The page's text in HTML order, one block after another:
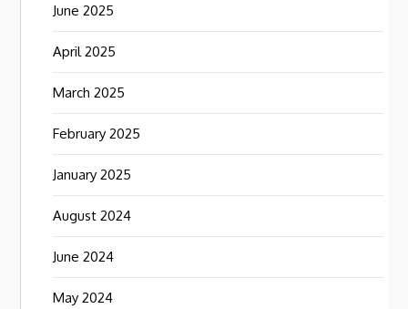
June 2025
April 2025
March 2025
February 2025
January 2025
August 2024
June 2024
May 2024